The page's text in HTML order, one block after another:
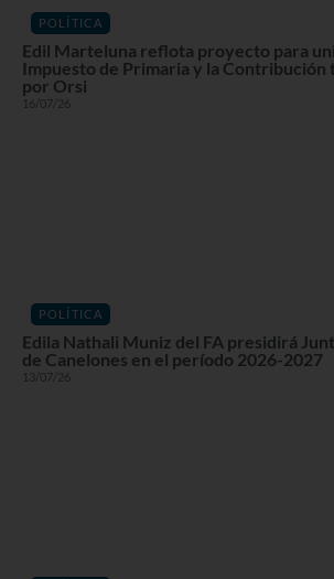
POLÍTICA
Edil Marteluna reflota proyecto para
Impuesto de Primaria y la Contribución
por Orsi
16/07/26
POLÍTICA
Edila Nathali Muniz del FA presidirá
de Canelones en el período 2026-2027
13/07/26